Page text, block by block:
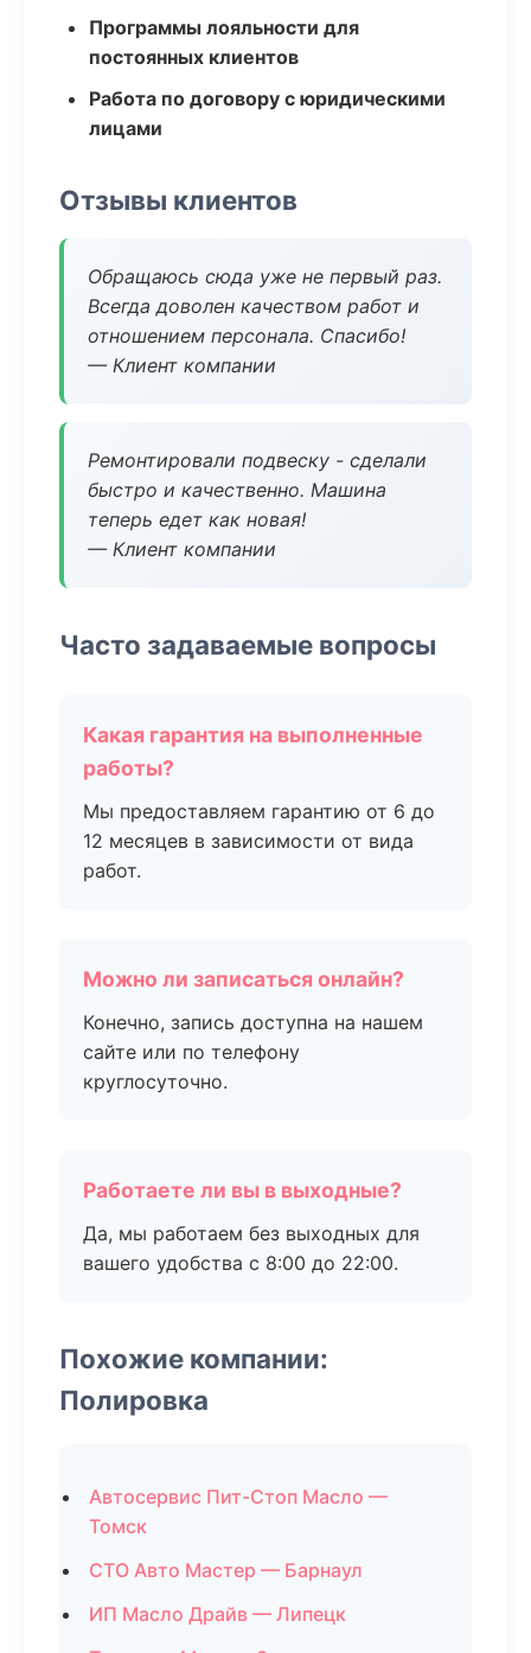
Программы лояльности для
постоянных клиентов
Работа по договору с юридическими
лицами
Отзывы клиентов
Обращаюсь сюда уже не первый раз.
Всегда доволен качеством работ и
отношением персонала. Спасибо!
— Клиент компании
Ремонтировали подвеску - сделали
быстро и качественно. Машина
теперь едет как новая!
— Клиент компании
Часто задаваемые вопросы
Какая гарантия на выполненные
работы?
Мы предоставляем гарантию от 6 до
12 месяцев в зависимости от вида
работ.
Можно ли записаться онлайн?
Конечно, запись доступна на нашем
сайте или по телефону
круглосуточно.
Работаете ли вы в выходные?
Да, мы работаем без выходных для
вашего удобства с 8:00 до 22:00.
Похожие компании:
Полировка
Автосервис Пит-Стоп Масло —
Томск
СТО Авто Мастер — Барнаул
ИП Масло Драйв — Липецк